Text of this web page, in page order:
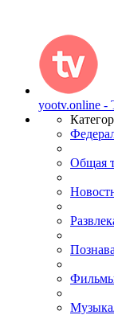
yootv.online -
Общая